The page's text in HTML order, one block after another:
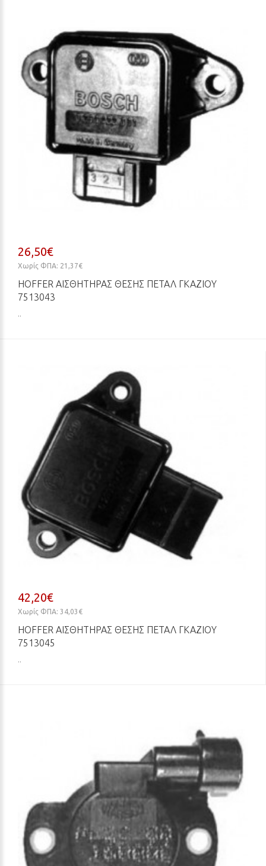
26,50€
Χωρίς ΦΠΑ: 21,37€
HOFFER ΑΙΣΘΗΤΉΡΑΣ ΘΈΣΗΣ ΠΕΤΑΛ ΓΚΑΖΙΟΎ
7513043
..
42,20€
Χωρίς ΦΠΑ: 34,03€
HOFFER ΑΙΣΘΗΤΉΡΑΣ ΘΈΣΗΣ ΠΕΤΑΛ ΓΚΑΖΙΟΎ
7513045
..